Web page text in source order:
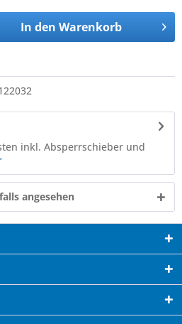
In den Warenkorb
inkl. Absperrschieber und
angesehen